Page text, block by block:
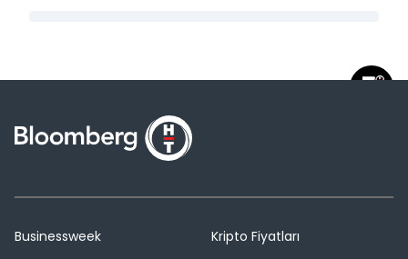
Businessweek
Kripto Fiyatları